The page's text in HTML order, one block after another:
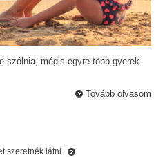
szólnia, mégis egyre több gyerek
Tovább olvasom
szeretnék látni